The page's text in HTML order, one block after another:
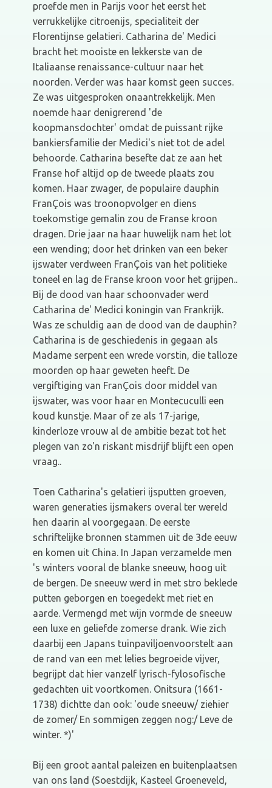
proefde men in Parijs voor het eerst het
verrukkelijke citroenijs, specialiteit der
Florentijnse gelatieri. Catharina de' Medici
bracht het mooiste en lekkerste van de
Italiaanse renaissance-cultuur naar het
noorden. Verder was haar komst geen succes.
Ze was uitgesproken onaantrekkelijk. Men
noemde haar denigrerend 'de
koopmansdochter' omdat de puissant rijke
bankiersfamilie der Medici's niet tot de adel
behoorde. Catharina besefte dat ze aan het
Franse hof altijd op de tweede plaats zou
komen. Haar zwager, de populaire dauphin
FranÇois was troonopvolger en diens
toekomstige gemalin zou de Franse kroon
dragen. Drie jaar na haar huwelijk nam het lot
een wending; door het drinken van een beker
ijswater verdween FranÇois van het politieke
toneel en lag de Franse kroon voor het grijpen..
Bij de dood van haar schoonvader werd
Catharina de' Medici koningin van Frankrijk.
Was ze schuldig aan de dood van de dauphin?
Catharina is de geschiedenis in gegaan als
Madame serpent een wrede vorstin, die talloze
moorden op haar geweten heeft. De
vergiftiging van FranÇois door middel van
ijswater, was voor haar en Montecuculli een
koud kunstje. Maar of ze als 17-jarige,
kinderloze vrouw al de ambitie bezat tot het
plegen van zo'n riskant misdrijf blijft een open
vraag..
Toen Catharina's gelatieri ijsputten groeven,
waren generaties ijsmakers overal ter wereld
hen daarin al voorgegaan. De eerste
schriftelijke bronnen stammen uit de 3de eeuw
en komen uit China. In Japan verzamelde men
's winters vooral de blanke sneeuw, hoog uit
de bergen. De sneeuw werd in met stro beklede
putten geborgen en toegedekt met riet en
aarde. Vermengd met wijn vormde de sneeuw
een luxe en geliefde zomerse drank. Wie zich
daarbij een Japans tuinpaviljoenvoorstelt aan
de rand van een met lelies begroeide vijver,
begrijpt dat hier vanzelf lyrisch-fylosofische
gedachten uit voortkomen. Onitsura (1661-
1738) dichtte dan ook: 'oude sneeuw/ ziehier
de zomer/ En sommigen zeggen nog:/ Leve de
winter. *)'
Bij een groot aantal paleizen en buitenplaatsen
van ons land (Soestdijk, Kasteel Groeneveld,